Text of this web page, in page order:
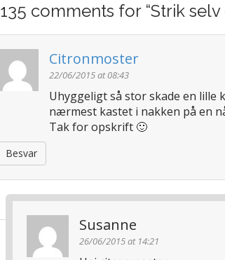
135 comments for “Strik
Citronmoster
22/06/2015 at 08:43
Uhyggeligt så stor skade en
nærmest kastet i nakken på en
Tak for opskrift 🙂
Besvar
Susanne
26/06/2015 at 14:21